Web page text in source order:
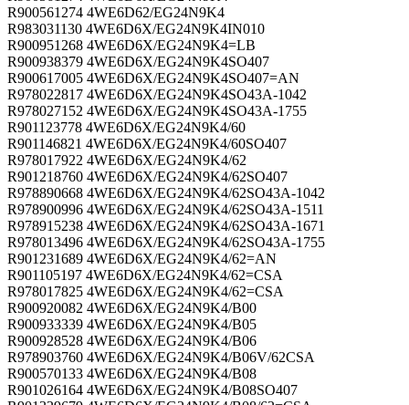
R900561274 4WE6D62/EG24N9K4
R983031130 4WE6D6X/EG24N9K4IN010
R900951268 4WE6D6X/EG24N9K4=LB
R900938379 4WE6D6X/EG24N9K4SO407
R900617005 4WE6D6X/EG24N9K4SO407=AN
R978022817 4WE6D6X/EG24N9K4SO43A-1042
R978027152 4WE6D6X/EG24N9K4SO43A-1755
R901123778 4WE6D6X/EG24N9K4/60
R901146821 4WE6D6X/EG24N9K4/60SO407
R978017922 4WE6D6X/EG24N9K4/62
R901218760 4WE6D6X/EG24N9K4/62SO407
R978890668 4WE6D6X/EG24N9K4/62SO43A-1042
R978900996 4WE6D6X/EG24N9K4/62SO43A-1511
R978915238 4WE6D6X/EG24N9K4/62SO43A-1671
R978013496 4WE6D6X/EG24N9K4/62SO43A-1755
R901231689 4WE6D6X/EG24N9K4/62=AN
R901105197 4WE6D6X/EG24N9K4/62=CSA
R978017825 4WE6D6X/EG24N9K4/62=CSA
R900920082 4WE6D6X/EG24N9K4/B00
R900933339 4WE6D6X/EG24N9K4/B05
R900928528 4WE6D6X/EG24N9K4/B06
R978903760 4WE6D6X/EG24N9K4/B06V/62CSA
R900570133 4WE6D6X/EG24N9K4/B08
R901026164 4WE6D6X/EG24N9K4/B08SO407